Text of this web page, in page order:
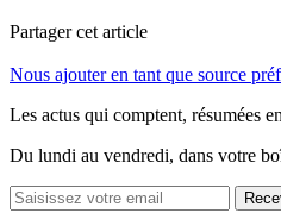
Partager cet article
Nous ajouter en tant que source
Les actus qui comptent, résumées
Du lundi au vendredi, dans votre